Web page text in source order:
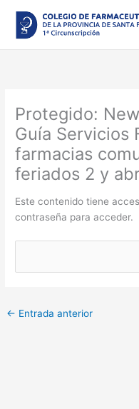
contenido
Protegido:
Guía Servicios
farmacias
feriados 2 y
Este contenido tiene
contraseña para acceder.
← Entrada anterior